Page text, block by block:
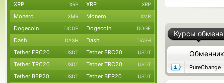
Курсы обмена
Обменник
PureChange
XRP XRP XRP XRP
Monero XMR Monero XMR
Dogecoin DOGE Dogecoin DOGE
Dash DASH Dash DASH
Tether ERC20 USDT Tether ERC20 USDT
Tether TRC20 USDT Tether TRC20 USDT
Tether BEP20 USDT Tether BEP20 USDT